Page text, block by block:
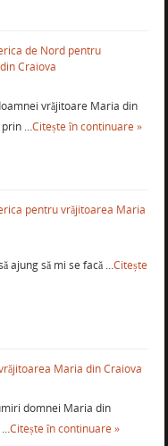
de Nord pentru
Craiova
vrăjitoare Maria din
prin …Citește în continuare »
pentru vrăjitoarea Maria
ajung să mi se facă …Citește
Maria din Craiova
domnei Maria din
…Citește în continuare »